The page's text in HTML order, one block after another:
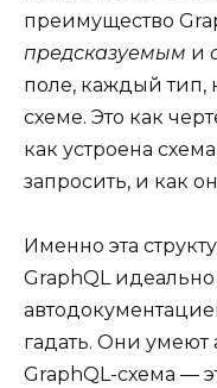
преимущество
предсказуемым и
поле, каждый тип,
схеме. Это как
как устроена
запросить, и как
Именно эта
GraphQL идеально
гадать. Они
GraphQL-схема —